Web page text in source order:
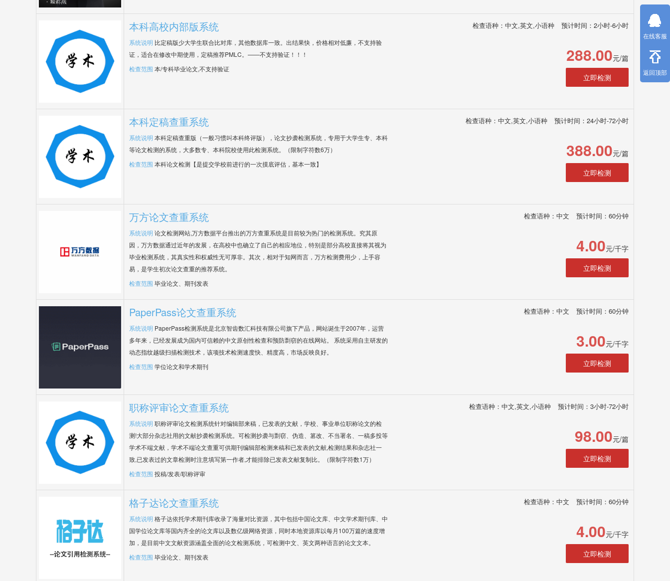
本科高校内部版系统 检查语种：中文,英文,小语种 预计时间：2小时-6小时
系统说明 比定稿版少大学生联合比对库，其他数据库一致。出结果快，价格相对低廉，不支持验
证，适合在修改中期使用，定稿推荐PMLC。——不支持验证！！！
检查范围 本/专科毕业论文,不支持验证
288.00元/篇
立即检测
本科定稿查重系统 检查语种：中文,英文,小语种 预计时间：24小时-72小时
系统说明 本科定稿查重版（一般习惯叫本科终评版），论文抄袭检测系统，专用于大学生专、本科
等论文检测的系统，大多数专、本科院校使用此检测系统。（限制字符数6万）
检查范围 本科论文检测【是提交学校前进行的一次摸底评估，基本一致】
388.00元/篇
立即检测
万方论文查重系统 检查语种：中文 预计时间：60分钟
系统说明 论文检测网站,万方数据平台推出的万方查重系统是目前较为热门的检测系统。究其原
因，万方数据通过近年的发展，在高校中也确立了自己的相应地位，特别是部分高校直接将其视为
毕业检测系统，其真实性和权威性无可厚非。其次，相对于知网而言，万方检测费用少，上手容
易，是学生初次论文查重的推荐系统。
检查范围 毕业论文、期刊发表
4.00元/千字
立即检测
PaperPass论文查重系统 检查语种：中文 预计时间：60分钟
系统说明 PaperPass检测系统是北京智齿数汇科技有限公司旗下产品，网站诞生于2007年，运营
多年来，已经发展成为国内可信赖的中文原创性检查和预防剽窃的在线网站。 系统采用自主研发的
动态指纹越级扫描检测技术，该项技术检测速度快、精度高，市场反映良好。
检查范围 学位论文和学术期刊
3.00元/千字
立即检测
职称评审论文查重系统 检查语种：中文,英文,小语种 预计时间：3小时-72小时
系统说明 职称评审论文检测系统针对编辑部来稿，已发表的文献，学校、事业单位职称论文的检
测!大部分杂志社用的文献抄袭检测系统。可检测抄袭与剽窃、伪造、篡改、不当署名、一稿多投等
学术不端文献，学术不端论文查重可供期刊编辑部检测来稿和已发表的文献,检测结果和杂志社一
致,已发表过的文章检测时注意填写第一作者,才能排除已发表文献复制比。（限制字符数1万）
检查范围 投稿/发表/职称评审
98.00元/篇
立即检测
格子达论文查重系统 检查语种：中文 预计时间：60分钟
系统说明 格子达依托学术期刊库收录了海量对比资源，其中包括中国论文库、中文学术期刊库、中
国学位论文库等国内齐全的论文库以及数亿级网络资源，同时本地资源库以每月100万篇的速度增
加，是目前中文文献资源涵盖全面的论文检测系统，可检测中文、英文两种语言的论文文本。
检查范围 毕业论文、期刊发表
4.00元/千字
立即检测
在线客服
返回顶部